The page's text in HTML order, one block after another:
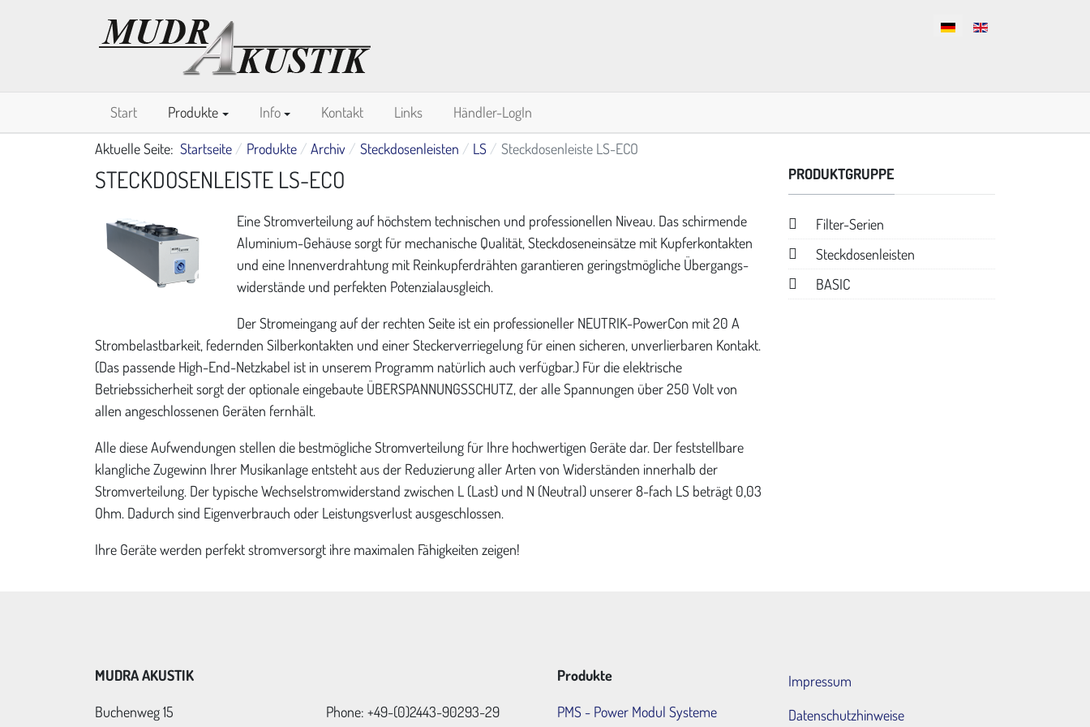
Sprache auswählen
Start Produkte Info Kontakt Links Händler-LogIn
Aktuelle Seite: Startseite Produkte Archiv Steckdosenleisten LS Steckdosenleiste LS-ECO
STECKDOSENLEISTE LS-ECO
Eine Stromverteilung auf höchstem technischen und professionellen Niveau. Das schirmende
Aluminium-­Gehäuse sorgt für mechanische Qualität, Steckdoseneinsätze mit Kupferkontakten
und eine Innenverdrahtung mit Rein­kupferdrähten garantieren geringstmögliche Übergangs­
widerstände und perfekten Potenzialausgleich.
Der Stromeingang auf der rechten Seite ist ein professioneller NEUTRIK-PowerCon mit 20 A
Strombelastbarkeit, federnden Silberkontakten und einer Steckerverriegelung für einen sicheren, unverlierbaren Kontakt.
(Das passende High-End-Netzkabel ist in unserem Programm natürlich auch verfügbar.) Für die ­elektrische
Betriebssicherheit sorgt der optionale eingebaute ­ÜBERSPANNUNGSSCHUTZ, der alle Spannungen über 250 Volt von
allen angeschlossenen Geräten fernhält.
Alle diese Aufwendungen stellen die bestmögliche Stromverteilung für Ihre hochwertigen Geräte dar. Der feststellbare
klangliche Zugewinn Ihrer Musikanlage entsteht aus der Reduzierung aller Arten von Widerständen innerhalb der
Stromverteilung. Der typische Wechselstromwiderstand zwischen L (Last) und N (Neutral) unserer 8-fach LS beträgt 0,03
Ohm. Dadurch sind Eigenverbrauch oder Leistungsverlust ausgeschlossen.
Ihre Geräte werden perfekt stromversorgt ihre ­maximalen Fähigkeiten zeigen!
PRODUKTGRUPPE
Filter-Serien
Steckdosenleisten
BASIC
MUDRA AKUSTIK
Buchenweg 15
Phone: +49-(0)2443-90293-29
Produkte
PMS - Power Modul Systeme
Impressum
Datenschutzhinweise